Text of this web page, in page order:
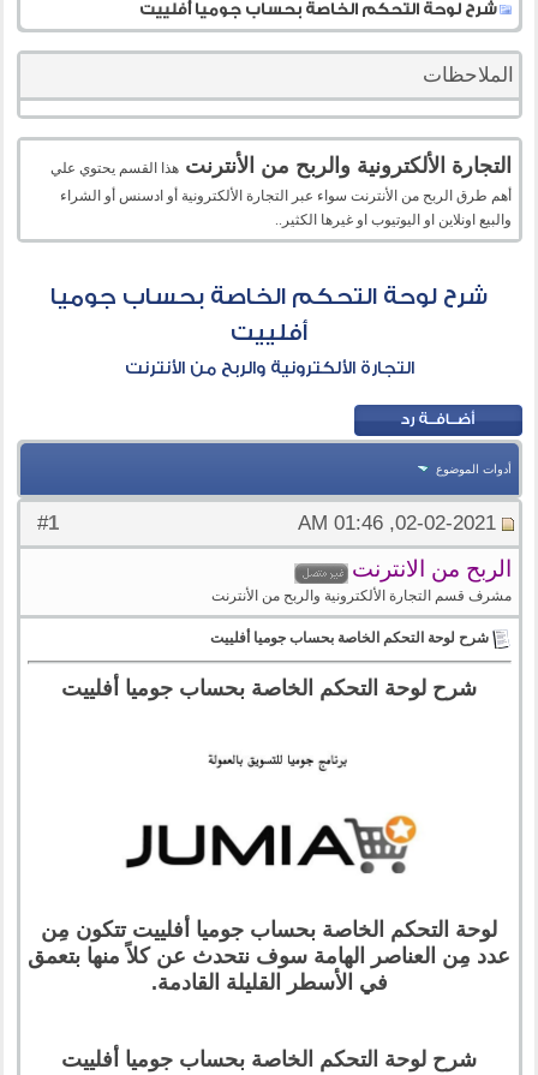
شرح لوحة التحكم الخاصة بحساب جوميا أفلييت
الملاحظات
التجارة الألكترونية والربح من الأنترنت هذا القسم يحتوي علي
أهم طرق الربح من الأنترنت سواء عبر التجارة الألكترونية أو ادسنس أو الشراء
والبيع اونلاين او اليوتيوب او غيرها الكثير..
شرح لوحة التحكم الخاصة بحساب جوميا
أفلييت
التجارة الألكترونية والربح من الأنترنت
أدوات الموضوع
#
1 02-02-2021, 01:46 AM
الربح من الانترنت
مشرف قسم التجارة الألكترونية والربح من الأنترنت
شرح لوحة التحكم الخاصة بحساب جوميا أفلييت
شرح لوحة التحكم الخاصة بحساب جوميا أفلييت
لوحة التحكم الخاصة بحساب جوميا أفلييت تتكون مِن
عدد مِن العناصر الهامة سوف نتحدث عن كلاً منها بتعمق
في الأسطر القليلة القادمة.
شرح لوحة التحكم الخاصة بحساب جوميا أفلييت